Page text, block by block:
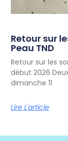
Retour sur
Peau TND
Retour sur les
début 2026
dimanche 11
Lire L'article